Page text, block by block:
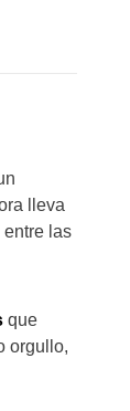
lleva
entre las
que
orgullo,